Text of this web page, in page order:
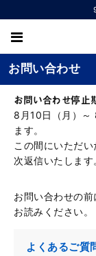
お問い合わせ
お問い合わせ停止
8月10日（月）～
ます。
この間にいただ
次返信いたします
お問い合わせの前
お読みください。
よくあるご質